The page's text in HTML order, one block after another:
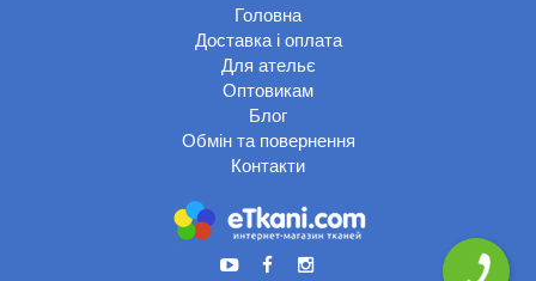
Головна
Доставка і оплата
Для ательє
Оптовикам
Блог
Обмін та повернення
Контакти